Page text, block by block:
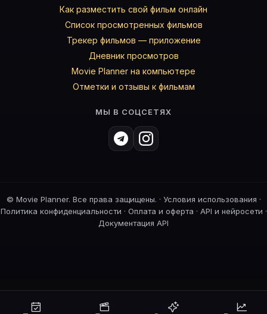
Как разместить свой фильм онлайн
Список просмотренных фильмов
Трекер фильмов — приложение
Дневник просмотров
Movie Planner на компьютере
Отметки и отзывы к фильмам
МЫ В СОЦСЕТЯХ
© Movie Planner. Все права защищены. · Условия использования ·
Политика конфиденциальности · Оплата и оферта · API и нейросети ·
Документация API